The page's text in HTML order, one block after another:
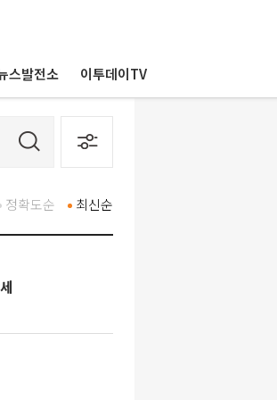
스발전소 이투데이TV
최신순
정확도순